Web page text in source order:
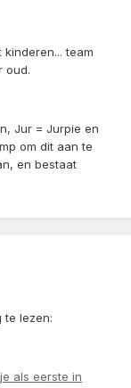
team
oud.
Jur = Jurpie en
om dit aan te
en bestaat
te lezen:
als eerste in